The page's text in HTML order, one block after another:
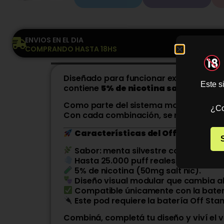
ENVIOS EN EL DIA
COMPRANDO HASTA 18HS
Diseñado para funcionar
contiene 5% de nicotina salt
,
Como parte del sistema modular de
Con cada combinación, se revela un
Características del Off Stamp X –
Sabor: menta silvestre con un
Hasta 25.000 puff reales.
5% de nicotina (50mg salt nic).
Diseño visual modular que cambia
Compatible únicamente con la
Este pod requiere la batería Off
Combiná, completá tu diseño y viví el
Este